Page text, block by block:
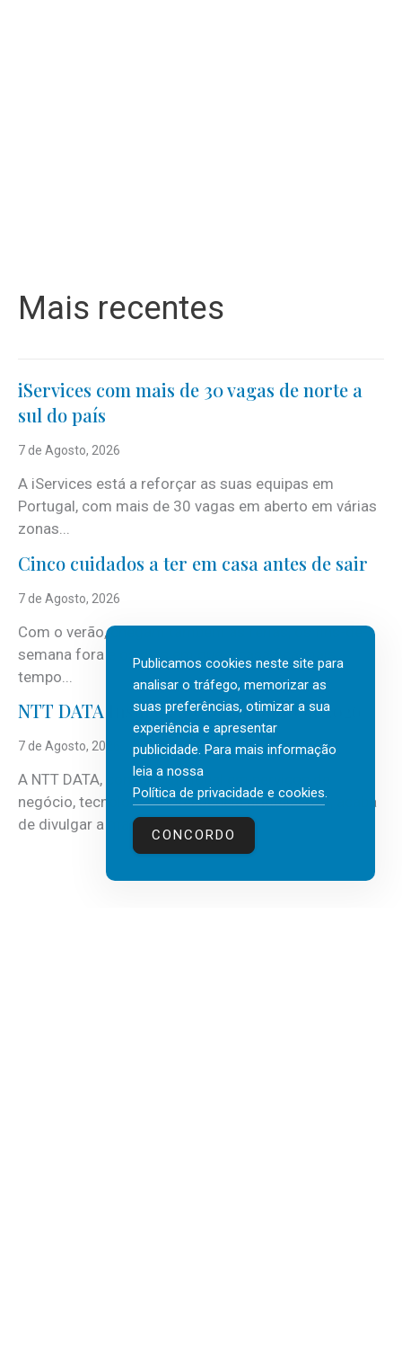
Mais recentes
iServices com mais de 30 vagas de norte a
sul do país
7 de Agosto, 2026
A iServices está a reforçar as suas equipas em
Portugal, com mais de 30 vagas em aberto em várias
zonas...
Cinco cuidados a ter em casa antes de sair
7 de Agosto, 2026
Com o verão, chegam também as férias, os fins-de-
semana fora e os dias em que a casa fica mais
tempo...
NTT DATA Insurtech Global Outlook 2026
7 de Agosto, 2026
A NTT DATA, consultora global em serviços de
negócio, tecnologia e inteligência artificial (IA), acaba
de divulgar a mais recente...
Publicamos cookies neste site para
analisar o tráfego, memorizar as
suas preferências, otimizar a sua
experiência e apresentar
publicidade. Para mais informação
leia a nossa
Política de privacidade e cookies.
CONCORDO